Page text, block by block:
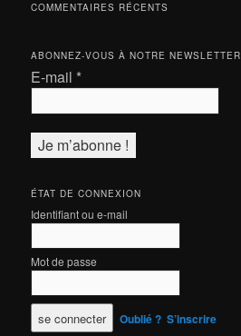
COMMENTAIRES RÉCENTS
ABONNEZ-VOUS À NOTRE NEWSLETTER
E-mail *
ÉTAT DE CONNEXION
Identifiant ou e-mail
Mot de passe
Oublié ? S’inscrire